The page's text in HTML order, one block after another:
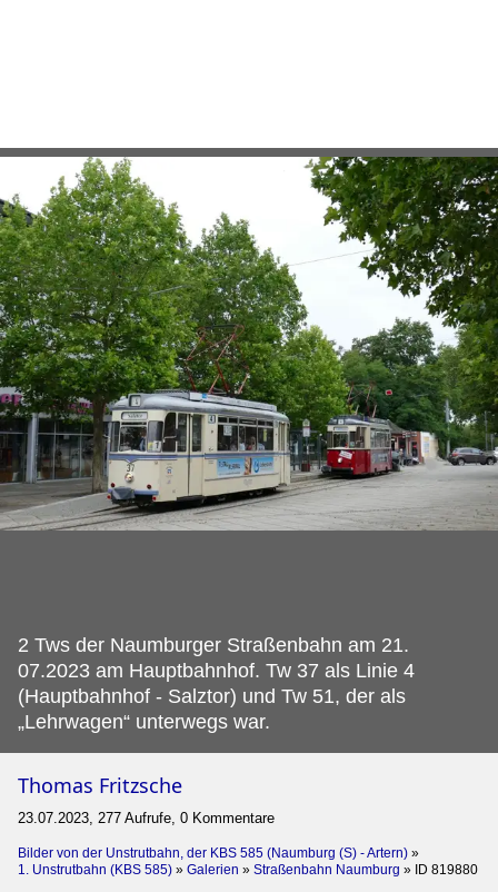
2 Tws der Naumburger Straßenbahn am 21.
07.2023 am Hauptbahnhof. Tw 37 als Linie 4
(Hauptbahnhof - Salztor) und Tw 51, der als
„Lehrwagen“ unterwegs war.
Thomas Fritzsche
23.07.2023, 277 Aufrufe, 0 Kommentare
Bilder von der Unstrutbahn, der KBS 585 (Naumburg (S) - Artern) »
1. Unstrutbahn (KBS 585) » Galerien » Straßenbahn Naumburg » ID 819880